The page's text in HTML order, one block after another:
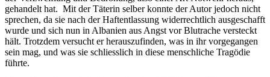
gehandelt hat. Mit der Täterin selber konnte der Autor jedoch nicht
sprechen, da sie nach der Haftentlassung widerrechtlich ausgeschafft
wurde und sich nun in Albanien aus Angst vor Blutrache versteckt
hält. Trotzdem versucht er herauszufinden, was in ihr vorgegangen
sein mag, und was sie schliesslich in diese menschliche Tragödie
führte.